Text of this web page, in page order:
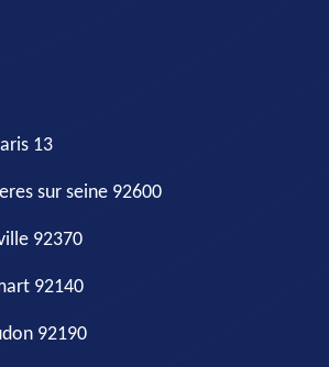
13
sur seine 92600
92370
92140
92190